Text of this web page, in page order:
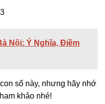
Nội: Ý Nghĩa, Điềm
số này, nhưng hãy nhớ
khảo nhé!